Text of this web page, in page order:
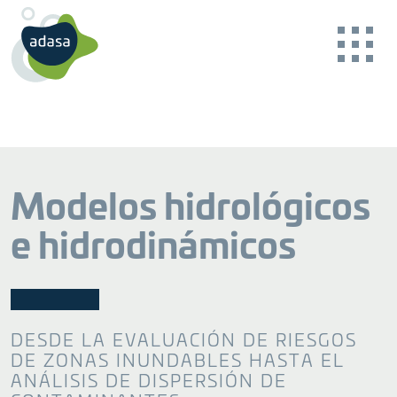
Modelos hidrológicos
e hidrodinámicos
DESDE LA EVALUACIÓN DE RIESGOS
DE ZONAS INUNDABLES HASTA EL
ANÁLISIS DE DISPERSIÓN DE
BACK
Talento
BACK
Garantizar la sostenibilidad
BACK
Garantía de un agua segura
BACK
Asesoramiento especializado
BACK
Casos de éxito
BACK
CONTACTO